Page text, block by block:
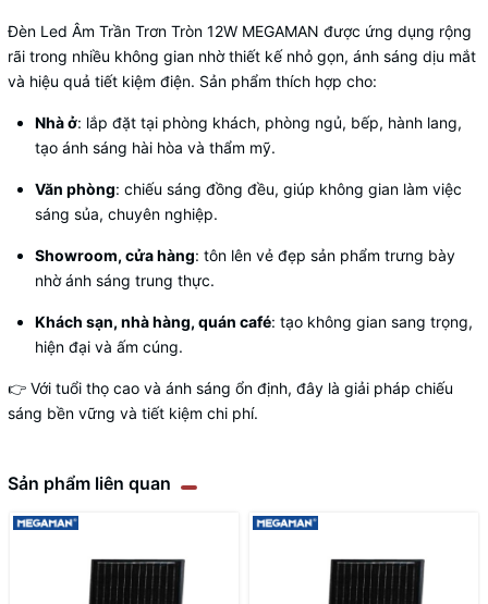
Đèn Led Âm Trần Trơn Tròn 12W MEGAMAN được ứng dụng rộng
rãi trong nhiều không gian nhờ thiết kế nhỏ gọn, ánh sáng dịu mắt
và hiệu quả tiết kiệm điện. Sản phẩm thích hợp cho:
Nhà ở: lắp đặt tại phòng khách, phòng ngủ, bếp, hành lang,
tạo ánh sáng hài hòa và thẩm mỹ.
Văn phòng: chiếu sáng đồng đều, giúp không gian làm việc
sáng sủa, chuyên nghiệp.
Showroom, cửa hàng: tôn lên vẻ đẹp sản phẩm trưng bày
nhờ ánh sáng trung thực.
Khách sạn, nhà hàng, quán café: tạo không gian sang trọng,
hiện đại và ấm cúng.
👉 Với tuổi thọ cao và ánh sáng ổn định, đây là giải pháp chiếu
sáng bền vững và tiết kiệm chi phí.
Sản phẩm liên quan